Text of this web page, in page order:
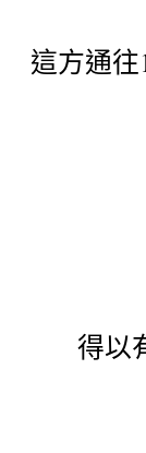
這方通
得以